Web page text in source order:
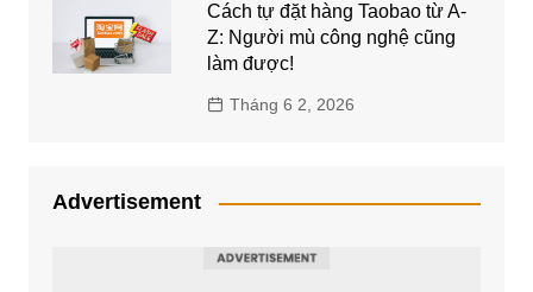
Cách tự đặt hàng Taobao từ A-
Z: Người mù công nghệ cũng
làm được!
Tháng 6 2, 2026
Advertisement